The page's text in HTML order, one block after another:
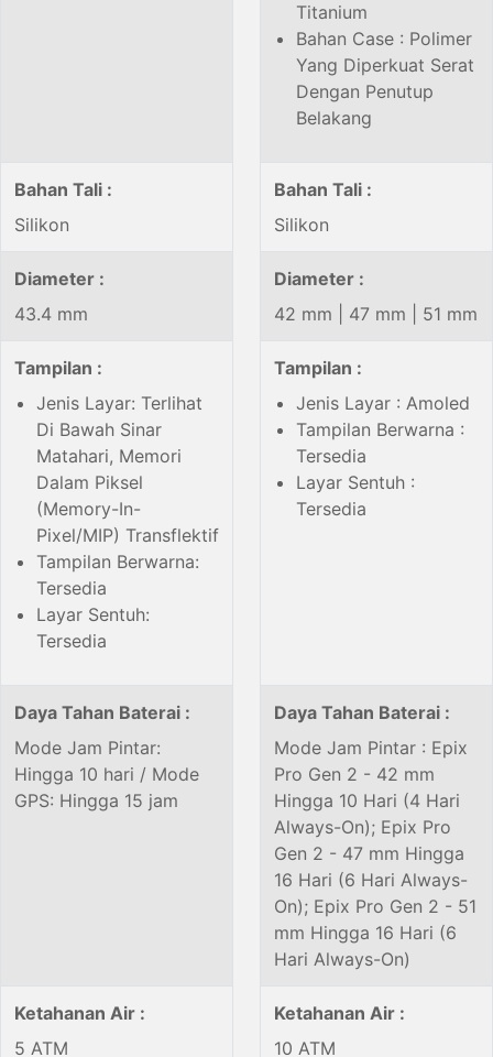
Titanium
Bahan Case : Polimer
Yang Diperkuat Serat
Dengan Penutup
Belakang
Bahan Tali :
Silikon
Bahan Tali :
Silikon
Diameter :
43.4 mm
Diameter :
42 mm | 47 mm | 51 mm
Tampilan :
Jenis Layar: Terlihat
Di Bawah Sinar
Matahari, Memori
Dalam Piksel
(Memory-In-
Pixel/MIP) Transflektif
Tampilan Berwarna:
Tersedia
Layar Sentuh:
Tersedia
Tampilan :
Jenis Layar : Amoled
Tampilan Berwarna :
Tersedia
Layar Sentuh :
Tersedia
Daya Tahan Baterai :
Mode Jam Pintar:
Hingga 10 hari / Mode
GPS: Hingga 15 jam
Daya Tahan Baterai :
Mode Jam Pintar : Epix
Pro Gen 2 - 42 mm
Hingga 10 Hari (4 Hari
Always-On); Epix Pro
Gen 2 - 47 mm Hingga
16 Hari (6 Hari Always-
On); Epix Pro Gen 2 - 51
mm Hingga 16 Hari (6
Hari Always-On)
Ketahanan Air :
5 ATM
Ketahanan Air :
10 ATM